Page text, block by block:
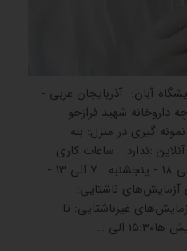
آبان: آذربایجان غربی -
داروخانه شهید فرازجو
گیری در منزل: بله
:ندارد ساعات کاری
ساعت کار: شنبه تا چهارشنبه :7 الی 18 - پنجشنبه : 7 الی 13 -
ناشتایی:
آزمایش‌های غیرناشتایی: تا